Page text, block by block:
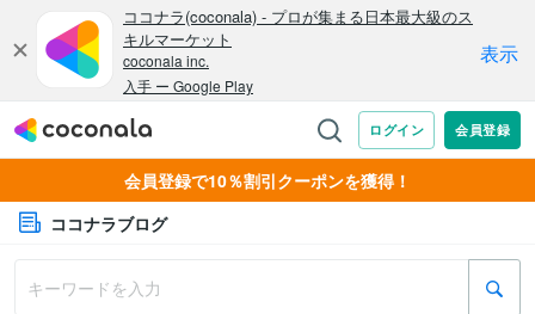
会員登録で10％割引クーポンを獲得！
ココナラブログ